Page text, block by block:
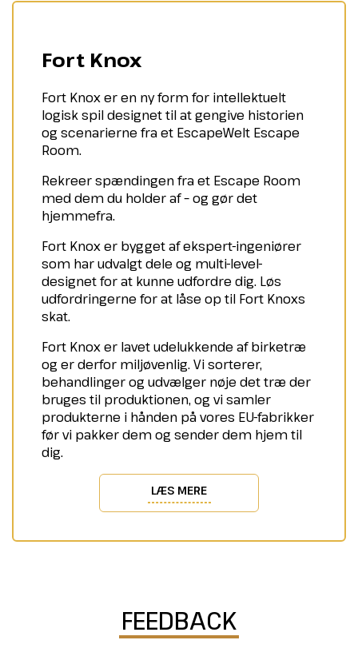
Fort Knox
Fort Knox er en ny form for intellektuelt
logisk spil designet til at gengive historien
og scenarierne fra et EscapeWelt Escape
Room.
Rekreer spændingen fra et Escape Room
med dem du holder af – og gør det
hjemmefra.
Fort Knox er bygget af ekspert-ingeniører
som har udvalgt dele og multi-level-
designet for at kunne udfordre dig. Løs
udfordringerne for at låse op til Fort Knoxs
skat.
Fort Knox er lavet udelukkende af birketræ
og er derfor miljøvenlig. Vi sorterer,
behandlinger og udvælger nøje det træ der
bruges til produktionen, og vi samler
produkterne i hånden på vores EU-fabrikker
før vi pakker dem og sender dem hjem til
dig.
LÆS MERE
FEEDBACK